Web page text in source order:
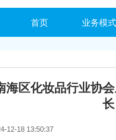
首页 业务模式
海区化妆品行业协
12-18 13:50:37